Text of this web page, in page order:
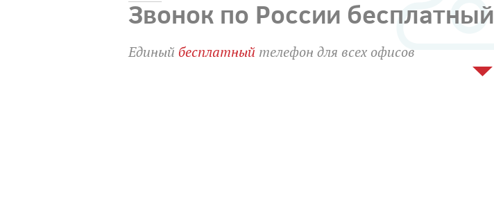
Звонок по России бесплатный
Единыйбесплатный телефон для всех офисов